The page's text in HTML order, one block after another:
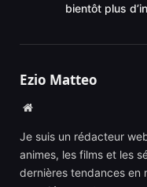
bientôt plus
Ezio Matteo
Website
Je suis un rédacteur
animes, les films et les
dernières tendances en